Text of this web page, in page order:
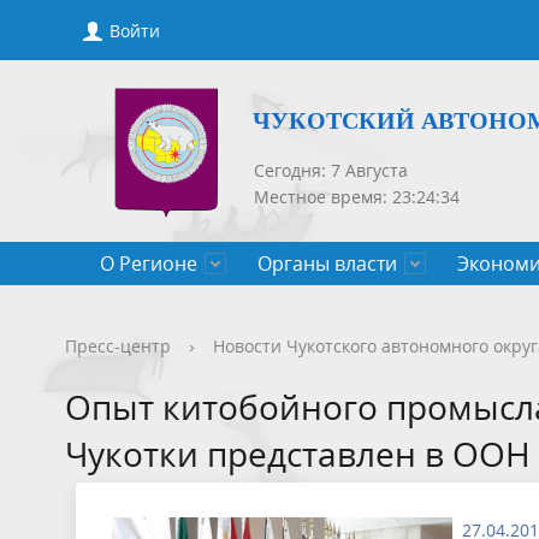
Войти
ЧУКОТСКИЙ
Сегодня: 7 Августа
Местное время: 23:24:34
О Регионе
Общие сведения
Органы власти
Губернатор
Общественная палата
Государственные программы
Нормативно-правовые акты Проекты
Полезная информация
Новости Новости
СМИ, учрежденные Правительством
Конкурсы, сведения о вакантных
Порядок
Порядок рассмотрения обращений
Порядок
Пресс-центр › Новости Чукотского автономного
Опыт китобойного
Чукотки представлен в ООН